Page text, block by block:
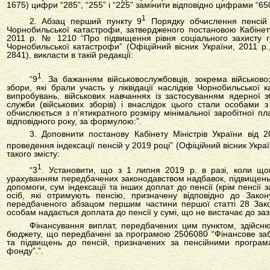
1675) цифри “285”, “255” і “225” замінити відповідно цифрами
2. Абзац перший пункту 91
Порядку обчислення
Чорнобильської катастрофи, затвердженого постановою
2011 р. № 1210 “Про підвищення рівня соціального захисту
Чорнобильської катастрофи” (Офіційний вісник України,
2841), викласти в такій редакції:
“91
. За бажанням військовослужбовців, зокрема
збори, які брали участь у ліквідації наслідків
випробувань, військових навчаннях із застосуванням ядерної
служби (військових зборів) і внаслідок цього стали особами з
обчислюється з п’ятикратного розміру мінімальної заробітної
відповідного року, за формулою:”.
3. Доповнити постанову Кабінету Міністрів України
проведення індексації пенсій у 2019 році” (Офіційний вісник
такого змісту:
“31. Установити, що з 1 липня 2019 р. в разі, коли
урахуванням передбачених законодавством надбавок, підвищень,
допомоги, сум індексації та інших доплат до пенсії (крім
осіб, які отримують пенсію, призначену відповідно до
передбаченого абзацом першим частини першої статті 28
особам надається доплата до пенсії у сумі, що не вистачає до
Фінансування виплат, передбачених цим пунктом,
бюджету, що передбачені за програмою 2506080 “Фінансове
та підвищень до пенсій, призначених за пенсійними
фонду”.”.